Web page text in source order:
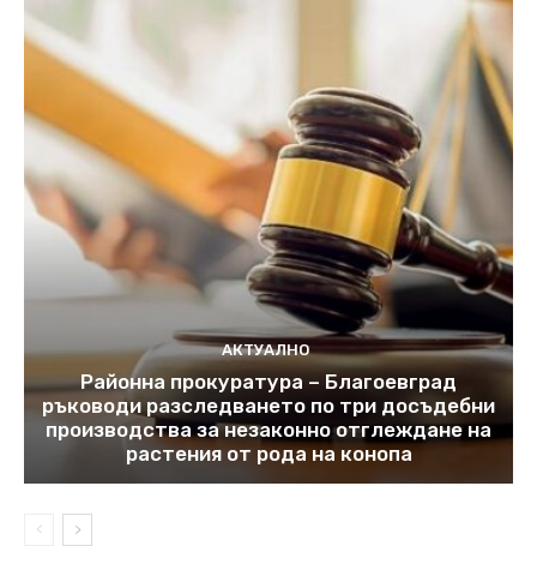
АКТУАЛНО
Районна прокуратура – Благоевград
ръководи разследването по три досъдебни
производства за незаконно отглеждане на
растения от рода на конопа